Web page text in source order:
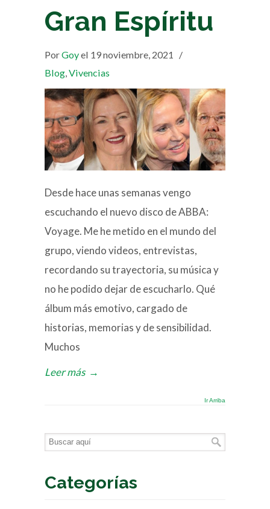
Gran Espíritu
PorGoyel 19 noviembre, 2021
/
Blog,Vivencias
Desde hace unas semanas vengo
escuchando el nuevo disco de ABBA:
Voyage. Me he metido en el mundo del
grupo, viendo videos, entrevistas,
recordando su trayectoria, su música y
no he podido dejar de escucharlo. Qué
álbum más emotivo, cargado de
historias, memorias y de sensibilidad.
Muchos
Leer más →
Ir Arriba
Categorías